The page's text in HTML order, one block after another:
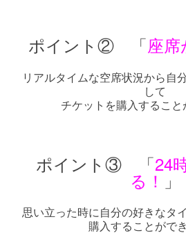
ポイント② 「座席
リアルタイムな空席状況から自
して
チケットを購入すること
ポイント③ 「24
る！ 」
思い立った時に自分の好きなタ
購入することができ